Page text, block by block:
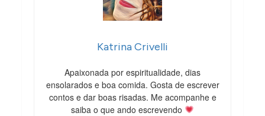
Katrina Crivelli
Apaixonada por espiritualidade, dias
ensolarados e boa comida. Gosta de escrever
contos e dar boas risadas. Me acompanhe e
saiba o que ando escrevendo